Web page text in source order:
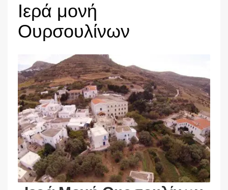
Ιερά μονή
Ουρσουλίνων